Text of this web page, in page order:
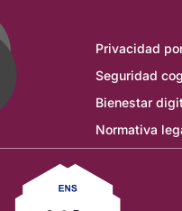
Privacidad
Seguridad
Bienestar
Normativa